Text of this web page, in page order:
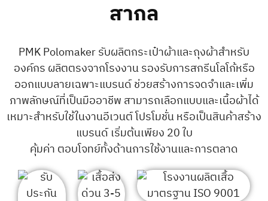
สากล
PMK Polomaker รับผลิตกระเป๋าผ้าและถุงผ้าสำหรับ
องค์กร ผลิตตรงจากโรงงาน รองรับการสกรีนโลโก้หรือ
ออกแบบลายเฉพาะแบรนด์ ช่วยสร้างการจดจำและเพิ่ม
ภาพลักษณ์ที่เป็นมืออาชีพ สามารถเลือกแบบและเนื้อผ้าได้
เหมาะสำหรับใช้ในงานอีเวนต์ โปรโมชั่น หรือเป็นสินค้าสร้าง
แบรนด์ เริ่มต้นเพียง 20 ใบ
คุ้มค่า ตอบโจทย์ทั้งด้านการใช้งานและการตลาด